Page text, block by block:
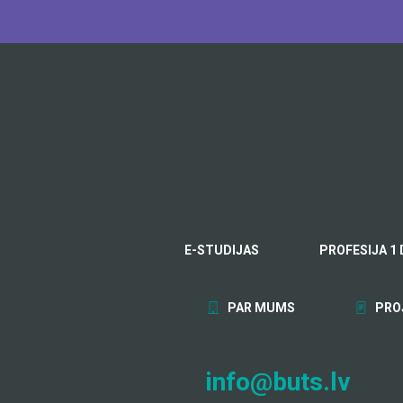
E-STUDIJAS PROFESIJA 1
PAR MUMS
info@buts.lv